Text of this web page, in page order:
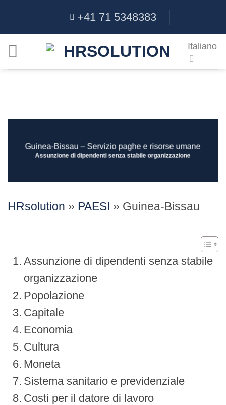
contenuti
+41 71 5348383
Italiano
Guinea-Bissau – Servizio paghe e risorse umane
Assunzione di dipendenti senza stabile organizzazione
HRsolution » PAESI » Guinea-Bissau
Assunzione di dipendenti senza stabile
organizzazione
Popolazione
Capitale
Economia
Cultura
Moneta
Sistema sanitario e previdenziale
Costi per il datore di lavoro